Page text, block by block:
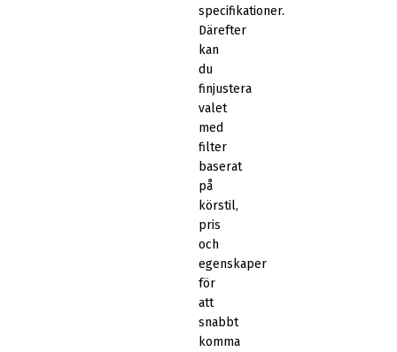
specifikationer.
Därefter
kan
du
finjustera
valet
med
filter
baserat
på
körstil,
pris
och
egenskaper
för
att
snabbt
komma